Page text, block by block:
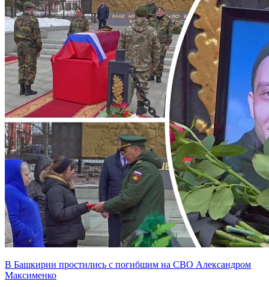
В Башкирии простились с погибшим на СВО Александром
Максименко